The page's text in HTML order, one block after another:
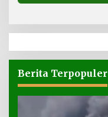
Berita Terpopuler